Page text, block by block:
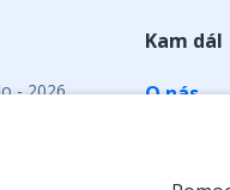
- 2026
Kam dál
O nás